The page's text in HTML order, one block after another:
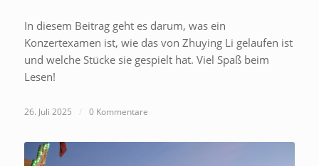
In diesem Beitrag geht es darum, was ein
Konzertexamen ist, wie das von Zhuying Li gelaufen ist
und welche Stücke sie gespielt hat. Viel Spaß beim
Lesen!
26. Juli 2025 / 0 Kommentare